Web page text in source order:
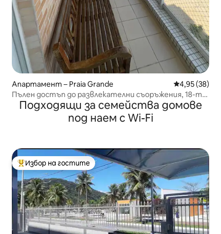
Апартамент – Praia Grande Средна
4,95 (38)
Пълен достъп до развлекателни съоръжения, 18-ти
етаж, 2 места за паркиране, с изглед към морето
Подходящи за семейства домове
под наем с Wi-Fi
Най-популярен избор на гостите
Избор на гостите